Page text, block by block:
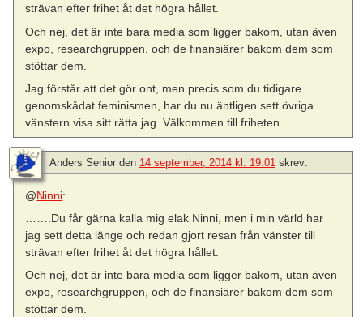
strävan efter frihet åt det högra hållet.
Och nej, det är inte bara media som ligger bakom, utan även
expo, researchgruppen, och de finansiärer bakom dem som
stöttar dem.
Jag förstår att det gör ont, men precis som du tidigare
genomskådat feminismen, har du nu äntligen sett övriga
vänstern visa sitt rätta jag. Välkommen till friheten.
Anders Senior den 14 september, 2014 kl. 19:01 skrev:
@Ninni:
…….Du får gärna kalla mig elak Ninni, men i min värld har
jag sett detta länge och redan gjort resan från vänster till
strävan efter frihet åt det högra hållet.
Och nej, det är inte bara media som ligger bakom, utan även
expo, researchgruppen, och de finansiärer bakom dem som
stöttar dem.